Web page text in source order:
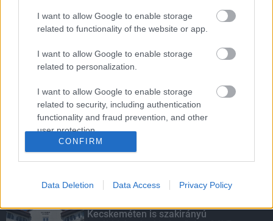
I want to allow Google to enable storage
related to functionality of the website or app.
I want to allow Google to enable storage
related to personalization.
I want to allow Google to enable storage
related to security, including authentication
functionality and fraud prevention, and other
user protection.
CONFIRM
Data Deletion Data Access Privacy Policy
másodfokúra csökken a riasztás
Parfümöt és élelmiszert rejtett a
táskájába két lány Szekszárdon
KIEMELT
Kecskeméten is szakirányú